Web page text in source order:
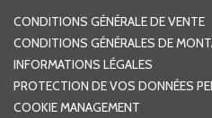
CONDITIONS GÉNÉRALE DE VENTE
CONDITIONS GÉNÉRALES DE
INFORMATIONS LÉGALES
PROTECTION DE VOS DONNÉES
COOKIE MANAGEMENT